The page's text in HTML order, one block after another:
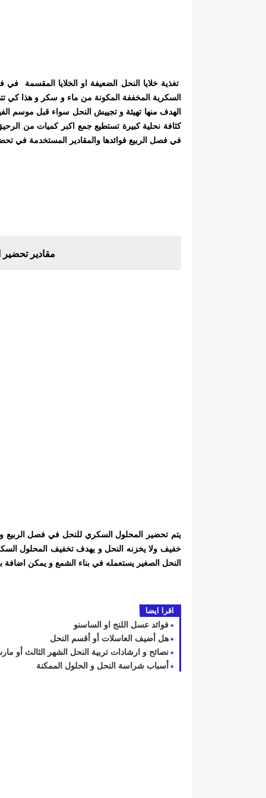
تغذية خلايا النحل الضعيفة او الخلايا المقسمة
السكرية المخففة المكونة من ماء و سكر و هذا كي
الهدف منها تهيئة و تجييش النحل سواء قبل موسم
كثافة نحلية كبيرة تستطيع جمع اكبر كميات من
في فصل الربيع فوائدها والمقادير المستخدمة في
مقادير
يتم تحضير المحلول السكري للنحل في فصل
خفيف ولا يخزنه النحل و يهدف تخفيف المحلول
النحل الصغير يستعمله في بناء الشمع و يمكن اضافة
اقرا ايضا
فوائد عسل اللنج او الساسنو
هل أضيف العاسلات أو أقسم النحل
نصائح و ارشادات تربية النحل الشهر الثالث أو
أسباب شراسة النحل و الحلول الممكنة